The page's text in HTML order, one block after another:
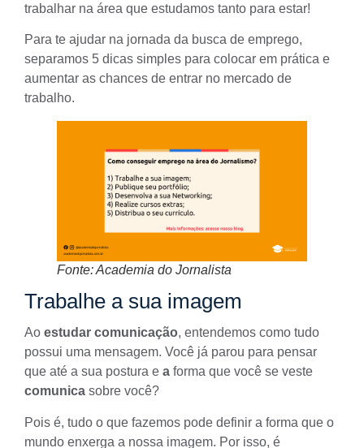
trabalhar na área que estudamos tanto para estar!
Para te ajudar na jornada da busca de emprego,
separamos 5 dicas simples para colocar em prática e
aumentar as chances de entrar no mercado de
trabalho.
Fonte: Academia do Jornalista
Trabalhe a sua imagem
Ao estudar comunicação, entendemos como tudo
possui uma mensagem. Você já parou para pensar
que até a sua postura e a forma que você se veste
comunica sobre você?
Pois é, tudo o que fazemos pode definir a forma que o
mundo enxerga a nossa imagem. Por isso, é